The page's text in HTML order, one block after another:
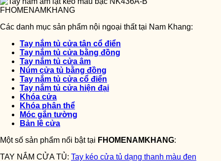
Các danh mục sản phẩm nội ngoại thất tại Nam Khang:
Tay nắm tủ cửa tân cổ điển
Tay nắm tủ cửa bằng đồng
Tay nắm tủ cửa âm
Núm cửa tủ bằng đồng
Tay nắm tủ cửa cổ điển
Tay nắm tủ cửa hiện đại
Khóa cửa
Khóa phân thể
Móc gắn tường
Bản l ề cửa
Một số sản phẩm nổi bật tại FHOMENAMKHANG:
TAY NẮM CỬA TỦ: Tay kéo cửa tủ dạng thanh màu đen